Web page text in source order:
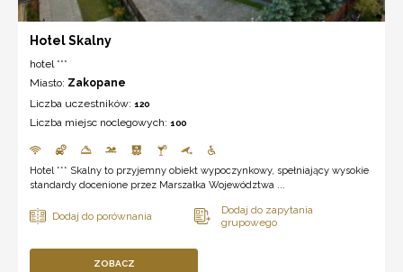
Hotel Skalny
hotel ***
Miasto: Zakopane
Liczba uczestników: 120
Liczba miejsc noclegowych: 100
Hotel *** Skalny to przyjemny obiekt wypoczynkowy, spełniający wysokie
standardy docenione przez Marszałka Województwa ...
ZOBACZ